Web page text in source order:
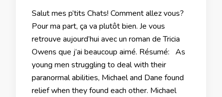
Salut mes p’tits Chats! Comment allez vous?
Pour ma part, ça va plutôt bien. Je vous
retrouve aujourd’hui avec un roman de Tricia
Owens que j’ai beaucoup aimé. Résumé: As
young men struggling to deal with their
paranormal abilities, Michael and Dane found
relief when they found each other. Michael